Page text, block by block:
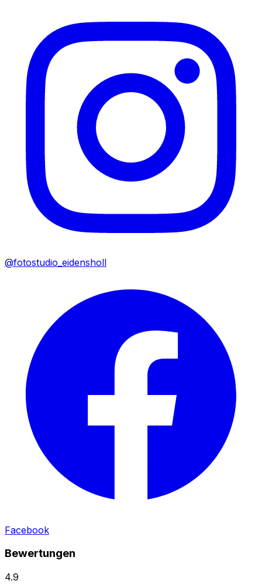
@fotostudio_eidensholl
Facebook
Bewertungen
4.9